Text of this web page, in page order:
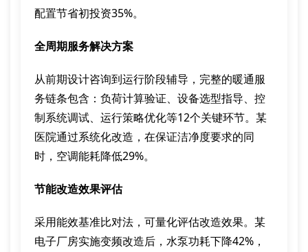
配置节省初投资35%。
全周期服务解决方案
从前期设计咨询到运行阶段辅导，完整的暖通服
务链条包含：负荷计算验证、设备选型指导、控
制系统调试、运行策略优化等12个关键环节。某
医院通过系统化改造，在保证洁净度要求的同
时，空调能耗降低29%。
节能改造效果评估
采用能效基准比对法，可量化评估改造效果。某
电子厂房实施变频改造后，水泵功耗下降42%，